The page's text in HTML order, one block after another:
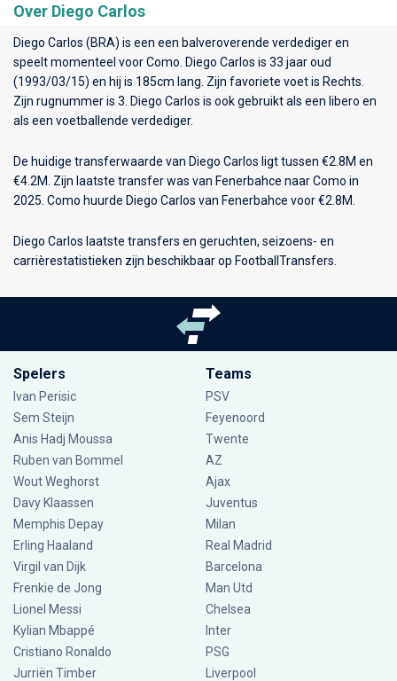
Over Diego Carlos
Diego Carlos (BRA) is een een balveroverende verdediger en
speelt momenteel voorComo . Diego Carlos is 33 jaar oud
(1993/03/15) en hij is 185cm lang. Zijn favoriete voet is Rechts.
Zijn rugnummer is 3. Diego Carlos is ook gebruikt als een libero en
als een voetballende verdediger.
De huidige transferwaarde van Diego Carlos ligt tussen €2.8M en
€4.2M. Zijn laatste transfer was van Fenerbahce naar Como in
2025. Como huurde Diego Carlos van Fenerbahce voor €2.8M.
Diego Carlos laatste transfers en geruchten, seizoens- en
carrièrestatistieken zijn beschikbaar op FootballTransfers.
Spelers
Ivan Perisic
Sem Steijn
Anis Hadj Moussa
Ruben van Bommel
Wout Weghorst
Davy Klaassen
Memphis Depay
Erling Haaland
Virgil van Dijk
Frenkie de Jong
Lionel Messi
Kylian Mbappé
Cristiano Ronaldo
Jurriën Timber
Teams
PSV
Feyenoord
Twente
AZ
Ajax
Juventus
Milan
Real Madrid
Barcelona
Man Utd
Chelsea
Inter
PSG
Liverpool